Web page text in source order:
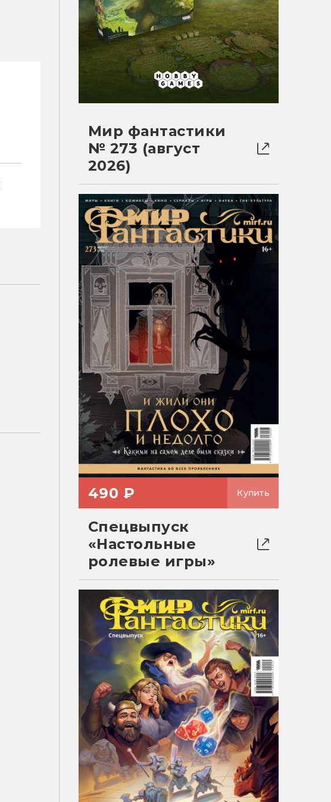
Мир фантастики
№ 273 (август
2026)
490 ₽ Купить
Спецвыпуск
«Настольные
ролевые игры»